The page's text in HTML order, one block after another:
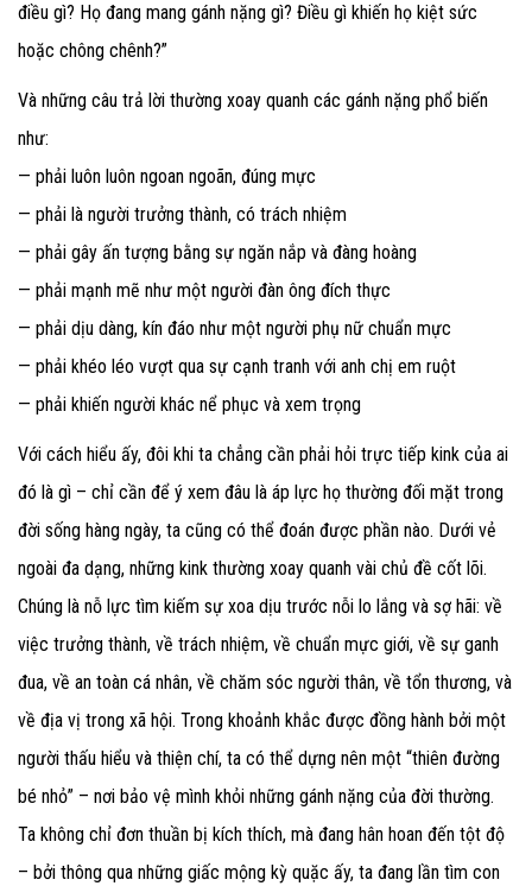
điều gì? Họ đang mang gánh nặng gì? Điều gì khiến họ kiệt sức
hoặc chông chênh?”
Và những câu trả lời thường xoay quanh các gánh nặng phổ biến
như:
— phải luôn luôn ngoan ngoãn, đúng mực
— phải là người trưởng thành, có trách nhiệm
— phải gây ấn tượng bằng sự ngăn nắp và đàng hoàng
— phải mạnh mẽ như một người đàn ông đích thực
— phải dịu dàng, kín đáo như một người phụ nữ chuẩn mực
— phải khéo léo vượt qua sự cạnh tranh với anh chị em ruột
— phải khiến người khác nể phục và xem trọng
Với cách hiểu ấy, đôi khi ta chẳng cần phải hỏi trực tiếp kink của ai
đó là gì – chỉ cần để ý xem đâu là áp lực họ thường đối mặt trong
đời sống hàng ngày, ta cũng có thể đoán được phần nào. Dưới vẻ
ngoài đa dạng, những kink thường xoay quanh vài chủ đề cốt lõi.
Chúng là nỗ lực tìm kiếm sự xoa dịu trước nỗi lo lắng và sợ hãi: về
việc trưởng thành, về trách nhiệm, về chuẩn mực giới, về sự ganh
đua, về an toàn cá nhân, về chăm sóc người thân, về tổn thương, và
về địa vị trong xã hội. Trong khoảnh khắc được đồng hành bởi một
người thấu hiểu và thiện chí, ta có thể dựng nên một “thiên đường
bé nhỏ” – nơi bảo vệ mình khỏi những gánh nặng của đời thường.
Ta không chỉ đơn thuần bị kích thích, mà đang hân hoan đến tột độ
– bởi thông qua những giấc mộng kỳ quặc ấy, ta đang lần tìm con